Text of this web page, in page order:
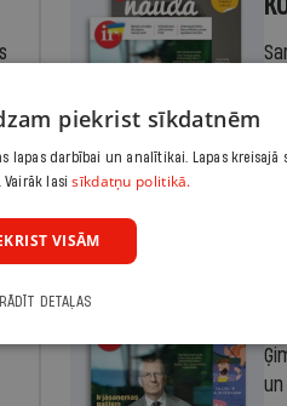
piekrist sīkdatnēm
lapas darbībai un analītikai. Lapas kreisajā
Vairāk lasisīkdatņu politikā.
VISĀM
RĀDĪT DETAĻAS